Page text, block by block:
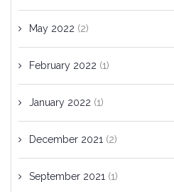
May 2022 (2)
February 2022 (1)
January 2022 (1)
December 2021 (2)
September 2021 (1)